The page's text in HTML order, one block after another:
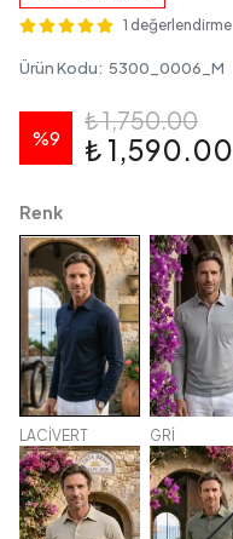
1 değerlendirme
Ürün Kodu: 5300_0006_M
%9
₺ 1,750.00
₺ 1,590.00
Renk
LACİVERT GRİ